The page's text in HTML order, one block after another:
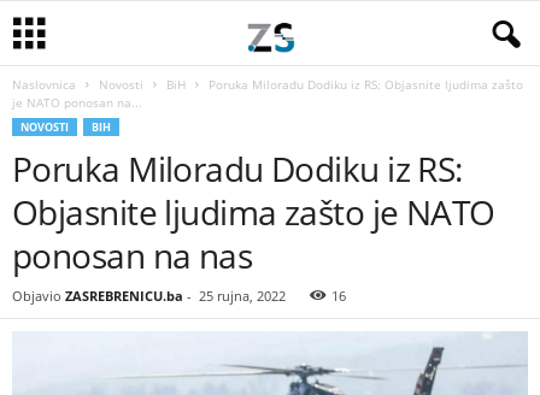
Naslovnica Novosti BiH
Poruka Miloradu Dodiku iz RS: Objasnite ljudima zašto
je NATO ponosan na...
NOVOSTI BIH
Poruka Miloradu Dodiku iz RS:
Objasnite ljudima zašto je NATO
ponosan na nas
Objavio ZASREBRENICU.ba - 25 rujna, 2022 16